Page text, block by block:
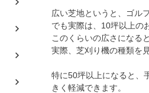
広い芝地というと、ゴル
でも実際は、10坪以上の
このくらいの広さになる
実際、芝刈り機の種類を
特に50坪以上になると、
きく軽減できます。